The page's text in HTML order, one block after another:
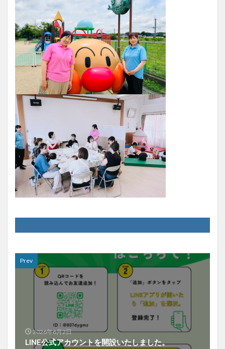
Prev
2026年6月2日
LINE公式アカウントを開設いたしました。